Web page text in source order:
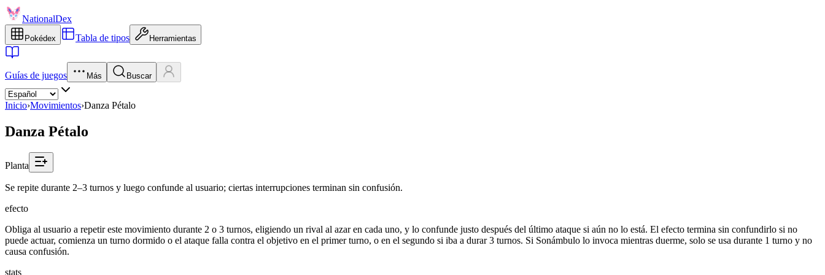
NationalDex
Pokédex Tabla de tipos Herramientas
Guías de juegos Más Buscar
Inicio›Movimientos›Danza Pétalo
Danza Pétalo
Planta
Se repite durante 2–3 turnos y luego confunde al usuario; ciertas interrupciones terminan sin confusión.
efecto
Obliga al usuario a repetir este movimiento durante 2 o 3 turnos, eligiendo un rival al azar en cada uno, y lo confunde justo después del último ataque si aún no lo está. El efecto termina sin confundirlo si no
puede actuar, comienza un turno dormido o el ataque falla contra el objetivo en el primer turno, o en el segundo si iba a durar 3 turnos. Si Sonámbulo lo invoca mientras duerme, solo se usa durante 1 turno y no
causa confusión.
stats